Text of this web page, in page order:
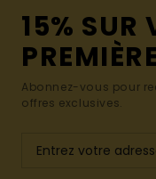
15% SUR
Abonnez-vous pour
offres exclusives.